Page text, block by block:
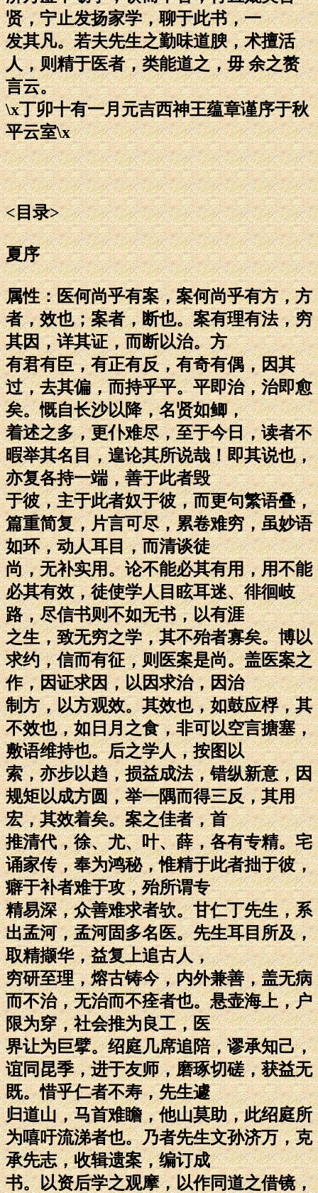
贤，宁止发扬家学，聊于此书，一
发其凡。若夫先生之勤味道腴，术擅活
人，则精于医者，类能道之，毋 余之赘
言云。
\x丁卯十有一月元吉西神王蕴章谨序于秋
平云室\x
<目录>
夏序
属性：医何尚乎有案，案何尚乎有方，方
者，效也；案者，断也。案有理有法，穷
其因，详其证，而断以治。方
有君有臣，有正有反，有奇有偶，因其
过，去其偏，而持乎平。平即治，治即愈
矣。慨自长沙以降，名贤如鲫，
着述之多，更仆难尽，至于今日，读者不
暇举其名目，遑论其所说哉！即其说也，
亦复各持一端，善于此者毁
于彼，主于此者奴于彼，而更句繁语叠，
篇重简复，片言可尽，累卷难穷，虽妙语
如环，动人耳目，而清谈徒
尚，无补实用。论不能必其有用，用不能
必其有效，徒使学人目眩耳迷、徘徊岐
路，尽信书则不如无书，以有涯
之生，致无穷之学，其不殆者寡矣。博以
求约，信而有征，则医案是尚。盖医案之
作，因证求因，以因求治，因治
制方，以方观效。其效也，如鼓应桴，其
不效也，如日月之食，非可以空言搪塞，
敷语维持也。后之学人，按图以
索，亦步以趋，损益成法，错纵新意，因
规矩以成方圆，举一隅而得三反，其用
宏，其效着矣。案之佳者，首
推清代，徐、尤、叶、薛，各有专精。宅
诵家传，奉为鸿秘，惟精于此者拙于彼，
癖于补者难于攻，殆所谓专
精易深，众善难求者欤。甘仁丁先生，系
出孟河，孟河固多名医。先生耳目所及，
取精撷华，益复上追古人，
穷研至理，熔古铸今，内外兼善，盖无病
而不治，无治而不痊者也。悬壶海上，户
限为穿，社会推为良工，医
界让为巨擘。绍庭几席追陪，谬承知己，
谊同昆季，进于友师，磨琢切磋，获益无
既。惜乎仁者不寿，先生遽
归道山，马首难瞻，他山莫助，此绍庭所
为嘻吁流涕者也。乃者先生文孙济万，克
承先志，收辑遗案，编订成
书。以资后学之观摩，以作同道之借镜，